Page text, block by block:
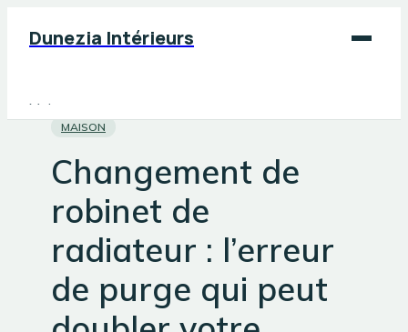
Dunezia Intérieurs
Maison
Jardinage
Bricolage
MAISON
Changement de
robinet de
radiateur : l’erreur
de purge qui peut